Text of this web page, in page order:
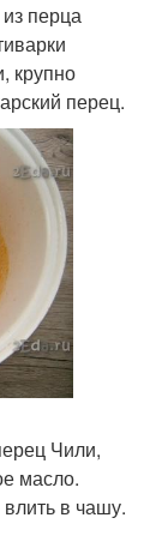
перца
крупно
перец.
Чили,
масло.
в чашу.